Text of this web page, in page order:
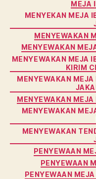
MEJA
MENYEKAN MEJA
MENYEWAKAN
MENYEWAKAN
MENYEWAKAN MEJA
KIRIM
MENYEWAKAN
MENYEWAKAN
MENYEWAKAN
MENYEWAKAN
PENYEWAAN
PENYEWAAN
PENYEWAAN